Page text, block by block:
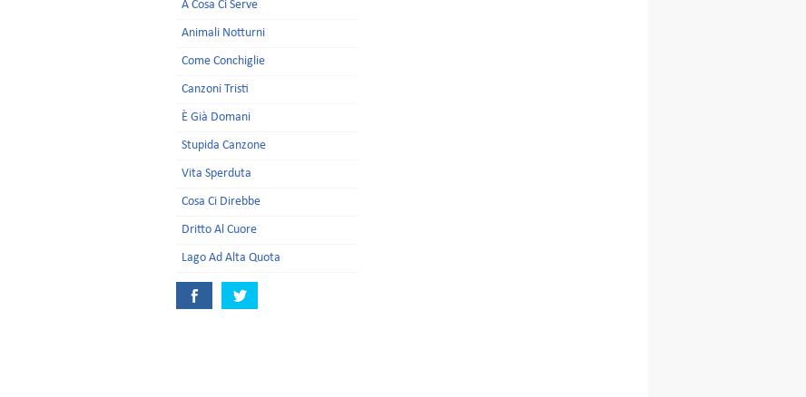
A Cosa Ci Serve
Animali Notturni
Come Conchiglie
Canzoni Tristi
È Già Domani
Stupida Canzone
Vita Sperduta
Cosa Ci Direbbe
Dritto Al Cuore
Lago Ad Alta Quota